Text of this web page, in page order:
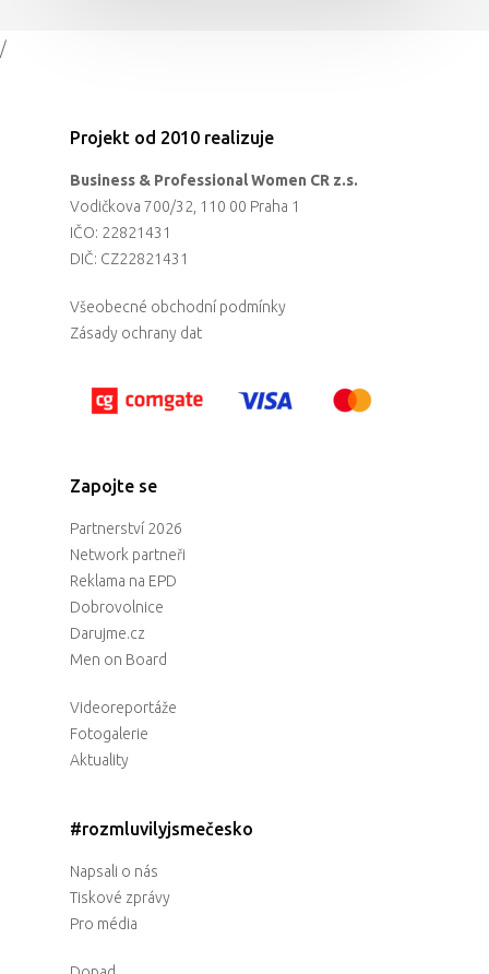
/
Projekt od 2010 realizuje
Business & Professional Women CR z.s.
Vodičkova 700/32, 110 00 Praha 1
IČO: 22821431
DIČ: CZ22821431
Všeobecné obchodní podmínky
Zásady ochrany dat
Zapojte se
Partnerství 2026
Network partneři
Reklama na EPD
Dobrovolnice
Darujme.cz
Men on Board
Videoreportáže
Fotogalerie
Aktuality
#rozmluvilyjsmečesko
Napsali o nás
Tiskové zprávy
Pro média